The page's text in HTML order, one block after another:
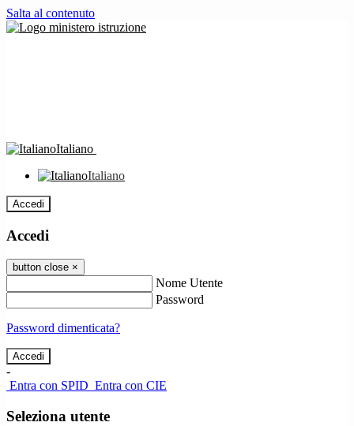
Salta al contenuto
Italiano
Italiano
Accedi
Accedi
button close ×
Nome Utente
Password
Password dimenticata?
-
Entra con SPID Entra con CIE
Seleziona utente